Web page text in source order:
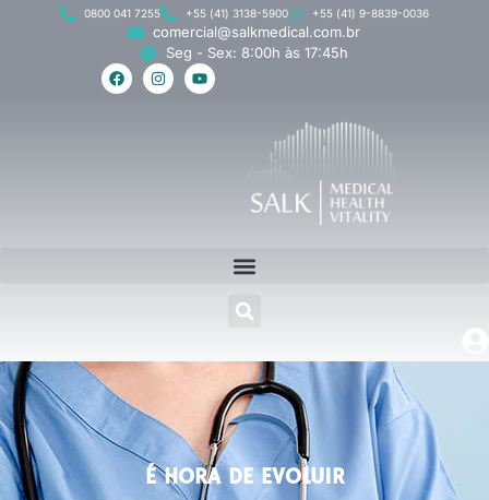
0800 041 7255 +55 (41) 3138-5900 +55 (41) 9-8839-0036
comercial@salkmedical.com.br
Seg - Sex: 8:00h às 17:45h
É HORA DE EVOLUIR